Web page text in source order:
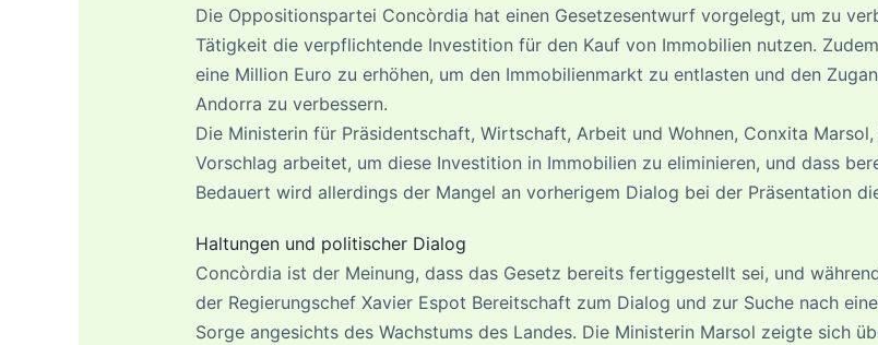
Die Oppositionspartei Concòrdia hat einen Gesetzesentwurf vorgelegt, um zu
Tätigkeit die verpflichtende Investition für den Kauf von Immobilien nutzen.
eine Million Euro zu erhöhen, um den Immobilienmarkt zu entlasten und den
Andorra zu verbessern.
Die Ministerin für Präsidentschaft, Wirtschaft, Arbeit und Wohnen, Conxita
Vorschlag arbeitet, um diese Investition in Immobilien zu eliminieren, und dass
Bedauert wird allerdings der Mangel an vorherigem Dialog bei der Präsentation
Haltungen und politischer Dialog
Concòrdia ist der Meinung, dass das Gesetz bereits fertiggestellt sei, und
der Regierungschef Xavier Espot Bereitschaft zum Dialog und zur Suche nach
Sorge angesichts des Wachstums des Landes. Die Ministerin Marsol zeigte sich